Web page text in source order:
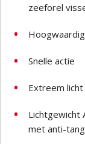
zeeforel
Snelle actie
Extreem
Lichtgewicht
met anti-